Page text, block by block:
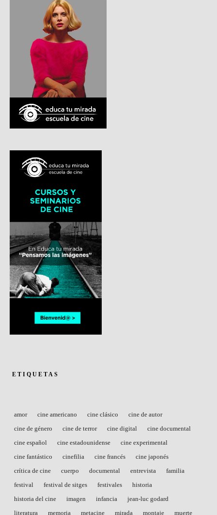
ETIQUETAS
amor cine americano cine clásico
cine de autor
cine de género
cine de terror cine digital
cine documental
cine español
cine estadounidense
cine experimental
cine fantástico
cinefilia cine francés
cine japonés
crítica de cine
cuerpo documental entrevista
familia
festival
festival de sitges festivales
historia
historia del cine
imagen infancia
jean-luc godard
literatura
memoria metacine mirada montaje
muerte